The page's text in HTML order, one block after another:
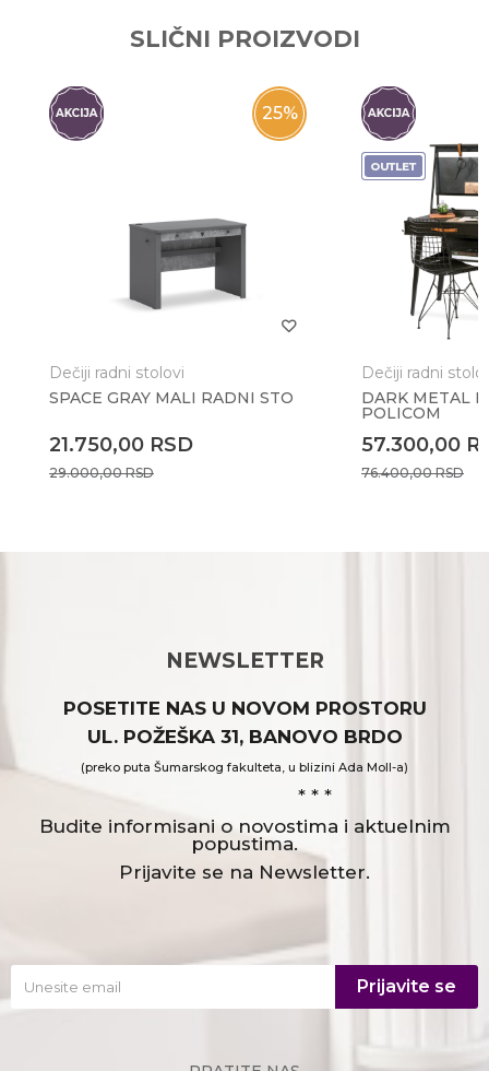
SLIČNI PROIZVODI
25%
Dečiji radni stolovi
SPACE GRAY MALI RADNI STO
21.750,00 RSD
29.000,00RSD
Dečiji radni
DARK METAL
POLICOM
57.300,00
76.400,00RSD
NEWSLETTER
POSETITE NAS U NOVOM PROSTORU
UL. POŽEŠKA 31, BANOVO BRDO
(preko puta Šumarskog fakulteta, u blizini Ada Moll-a)
* * *
Budite informisani o novostima i aktuelnim
popustima.
Prijavite se na Newsletter.
Prijavite se